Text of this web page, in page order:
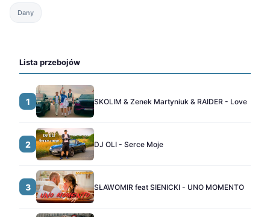
Dany
Lista przebojów
1 SKOLIM & Zenek Martyniuk & RAIDER - Love
2 DJ OLI - Serce Moje
3 SŁAWOMIR feat SIENICKI - UNO MOMENTO